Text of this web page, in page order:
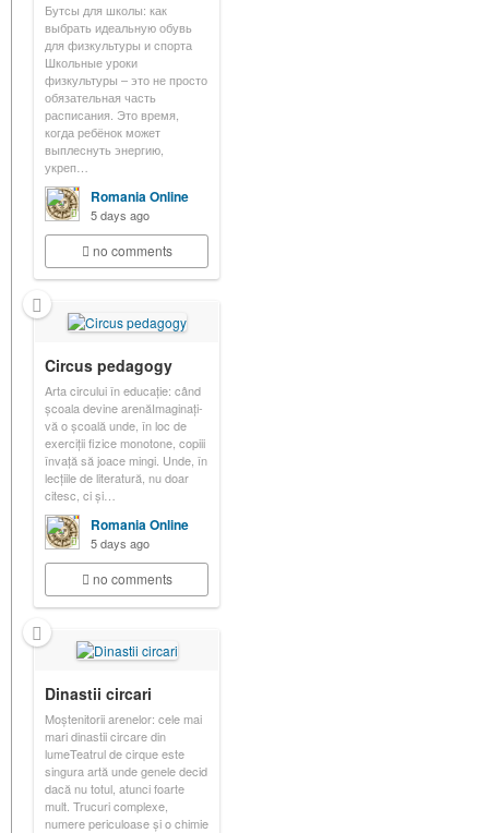
Бутсы для школы: как
выбрать идеальную обувь
для физкультуры и спорта
Школьные уроки
физкультуры – это не просто
обязательная часть
расписания. Это время,
когда ребёнок может
выплеснуть энергию,
укреп…
Romania Online
5 days ago
no comments
Circus pedagogy
Arta circului în educație: când
școala devine arenăImaginați-
vă o școală unde, în loc de
exerciții fizice monotone, copiii
învață să joace mingi. Unde, în
lecțiile de literatură, nu doar
citesc, ci și…
Romania Online
5 days ago
no comments
Dinastii circari
Moștenitorii arenelor: cele mai
mari dinastii circare din
lumeTeatrul de cirque este
singura artă unde genele decid
dacă nu totul, atunci foarte
mult. Trucuri complexe,
numere periculoase și o chimie